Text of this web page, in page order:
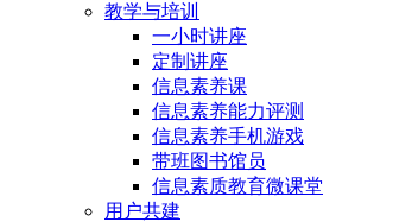
教学与培训
一小时讲座
定制讲座
信息素养课
信息素养能力评测
信息素养手机游戏
带班图书馆员
信息素质教育微课堂
用户共建